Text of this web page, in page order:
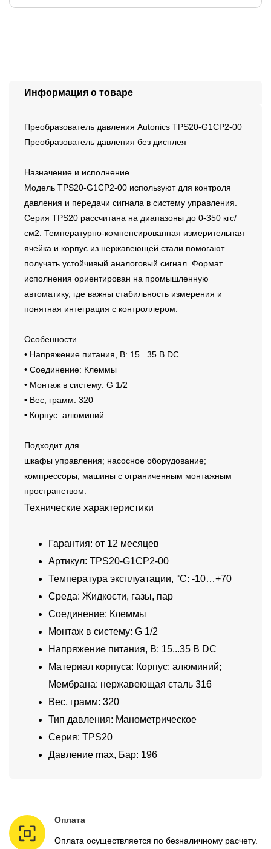
Информация о товаре
Преобразователь давления Autonics TPS20-G1CP2-00
Преобразователь давления без дисплея
Назначение и исполнение
Модель TPS20-G1CP2-00 используют для контроля
давления и передачи сигнала в систему управления.
Серия TPS20 рассчитана на диапазоны до 0-350 кгс/
см2. Температурно-компенсированная измерительная
ячейка и корпус из нержавеющей стали помогают
получать устойчивый аналоговый сигнал. Формат
исполнения ориентирован на промышленную
автоматику, где важны стабильность измерения и
понятная интеграция с контроллером.
Особенности
• Напряжение питания, В: 15...35 В DC
• Соединение: Клеммы
• Монтаж в систему: G 1/2
• Вес, грамм: 320
• Корпус: алюминий
Подходит для
шкафы управления; насосное оборудование;
компрессоры; машины с ограниченным монтажным
пространством.
Технические характеристики
Гарантия: от 12 месяцев
Артикул: TPS20-G1CP2-00
Температура эксплуатации, °C: -10…+70
Среда: Жидкости, газы, пар
Соединение: Клеммы
Монтаж в систему: G 1/2
Напряжение питания, В: 15...35 В DC
Материал корпуса: Корпус: алюминий;
Мембрана: нержавеющая сталь 316
Вес, грамм: 320
Тип давления: Манометрическое
Серия: TPS20
Давление max, Бар: 196
Оплата
Оплата осуществляется по безналичному расчету.